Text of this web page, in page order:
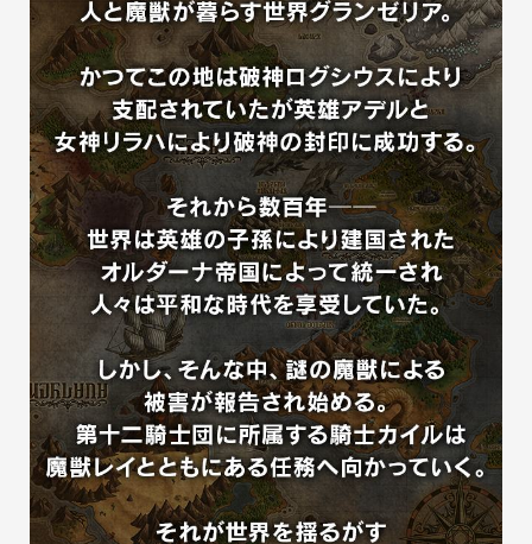
魔法・召喚
ユニットにセットすることでバトル中に魔法が使用可能になり
ます。
特技とは異なる効果があるのでユニットのカスタマイズ次第で
大きく能力が変わります。
その他、強力な召喚も用意されているので、ぜひ試してみてく
ださい。